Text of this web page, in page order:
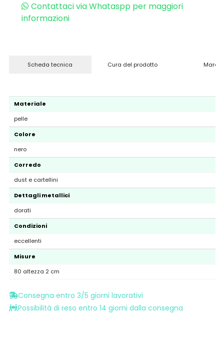
Contattaci via Whataspp per maggiori
informazioni
Scheda tecnica Cura del prodotto
Materiale
pelle
Colore
nero
Corredo
dust e cartellini
Dettagli metallici
dorati
Condizioni
eccellenti
Misure
80 altezza 2 cm
Consegna entro 3/5 giorni lavorativi
Possibilità di reso entro 14 giorni dalla consegna